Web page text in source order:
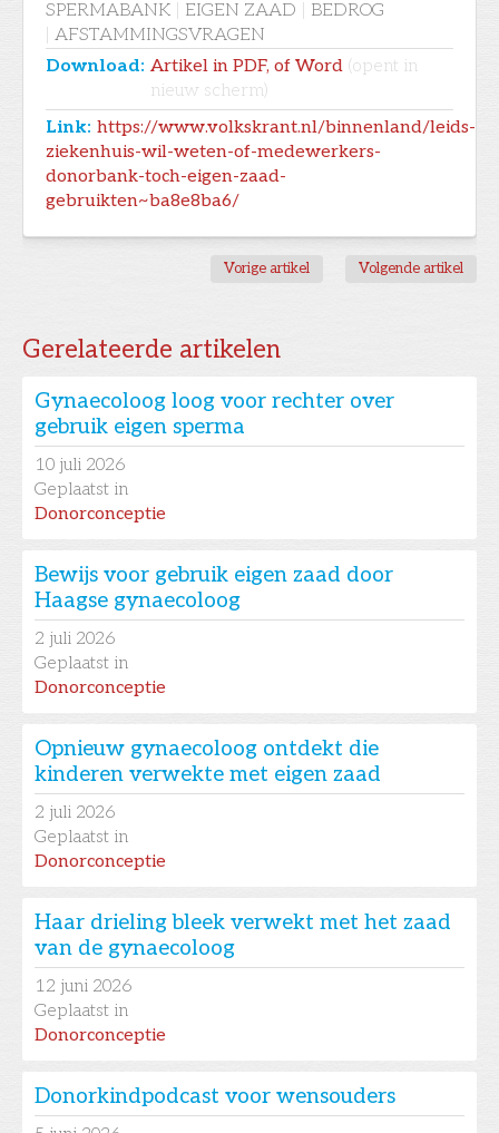
SPERMABANK
EIGEN ZAAD
BEDROG
AFSTAMMINGSVRAGEN
Download: Artikel in PDF, of Word (opent in
nieuw scherm)
Link: https://www.volkskrant.nl/binnenland/leids-
ziekenhuis-wil-weten-of-medewerkers-
donorbank-toch-eigen-zaad-
gebruikten~ba8e8ba6/
Vorige artikel Volgende artikel
Gerelateerde artikelen
Gynaecoloog loog voor rechter over
gebruik eigen sperma
10 juli 2026
Geplaatst in
Donorconceptie
Bewijs voor gebruik eigen zaad door
Haagse gynaecoloog
2 juli 2026
Geplaatst in
Donorconceptie
Opnieuw gynaecoloog ontdekt die
kinderen verwekte met eigen zaad
2 juli 2026
Geplaatst in
Donorconceptie
Haar drieling bleek verwekt met het zaad
van de gynaecoloog
12 juni 2026
Geplaatst in
Donorconceptie
Donorkindpodcast voor wensouders